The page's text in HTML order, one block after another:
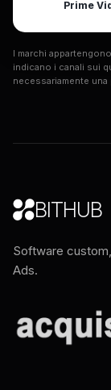
Prime
I marchi
indicano i canali sui
necessariamente
BITHUB
Software
Ads.